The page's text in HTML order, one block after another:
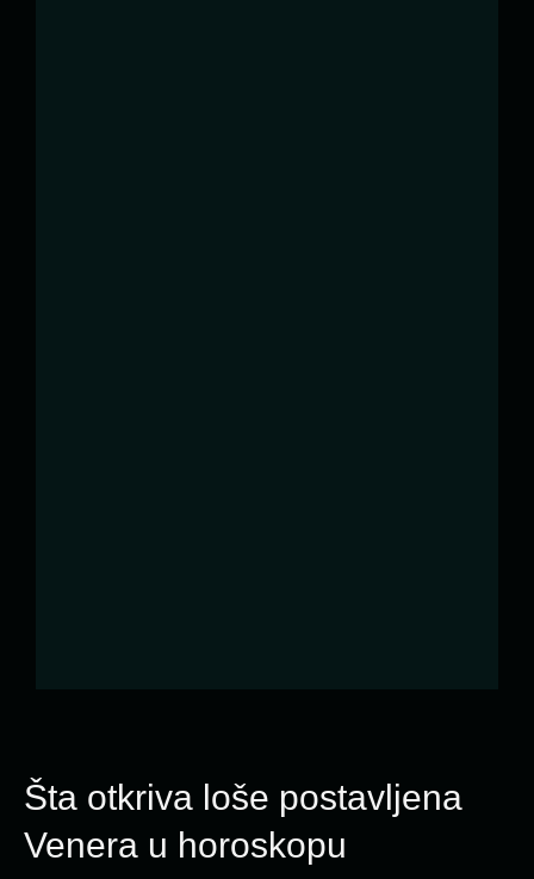
Šta otkriva loše postavljena
Venera u horoskopu